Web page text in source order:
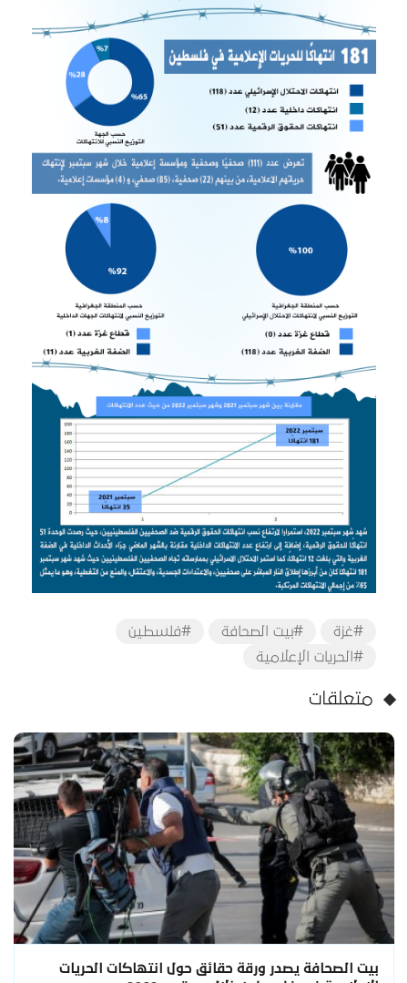
#غزة #بيت الصحافة
#فلسطين
#الحريات الإعلامية
متعلقات
بيت الصحافة يصدر ورقة حقائق حول انتهاكات الحريات